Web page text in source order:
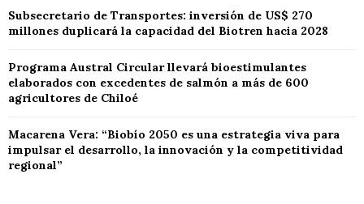
Subsecretario de Transportes: inversión de US$ 270
millones duplicará la capacidad del Biotren hacia 2028
Programa Austral Circular llevará bioestimulantes
elaborados con excedentes de salmón a más de 600
agricultores de Chiloé
Macarena Vera: “Biobío 2050 es una estrategia viva para
impulsar el desarrollo, la innovación y la competitividad
regional”